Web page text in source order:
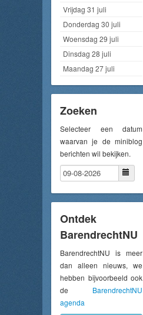
Vrijdag 31 juli
Donderdag 30 juli
Woensdag 29 juli
Dinsdag 28 juli
Maandag 27 juli
Zoeken
Selecteer een datum
waarvan je de miniblog
berichten wil bekijken.
Ontdek
BarendrechtNU
BarendrechtNU is meer
dan alleen nieuws, we
hebben bijvoorbeeld ook
de BarendrechtNU
agenda